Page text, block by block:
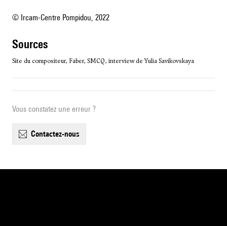
© Ircam-Centre Pompidou, 2022
sources
Site du compositeur, Faber, SMCQ, interview de Yulia Savikovskaya
Vous constatez une erreur ?
contactez-nous